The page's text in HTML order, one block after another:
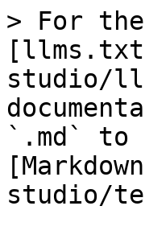
> For
studio/
`.md` to
studio/